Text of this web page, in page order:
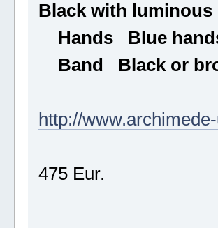
Black with luminous
Hands Blue
Band Black or
http://
475 Eur.